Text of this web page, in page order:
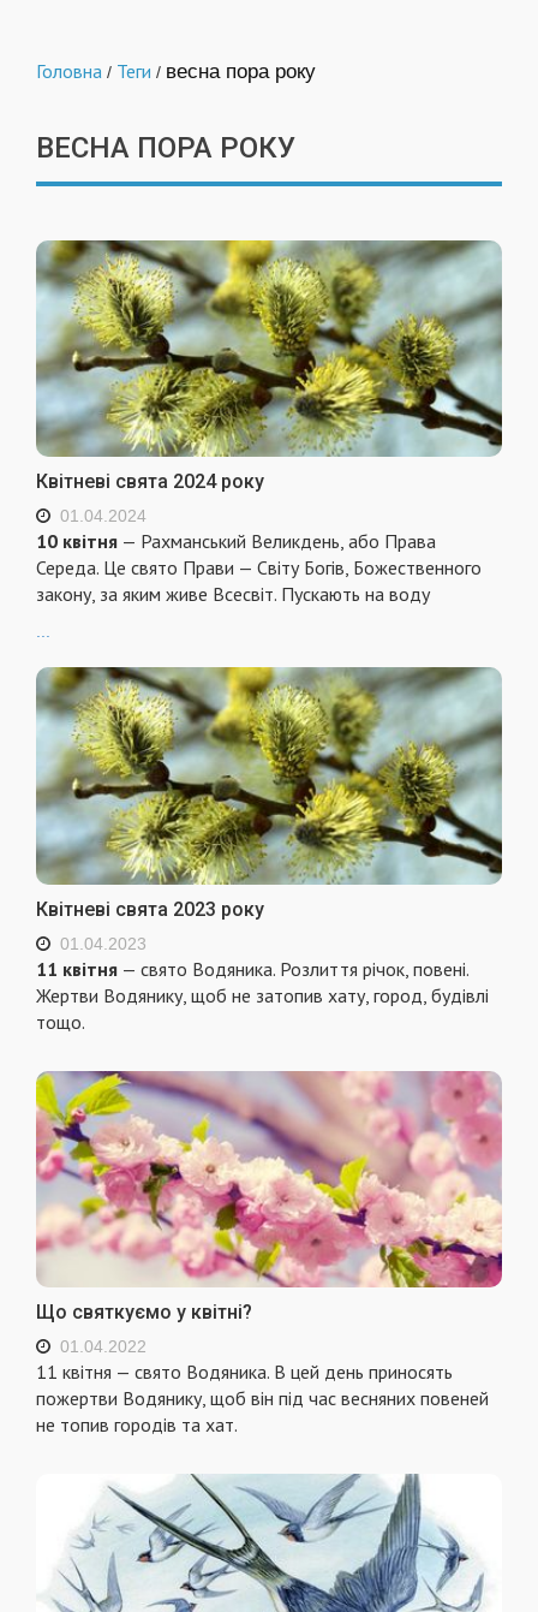
Головна / Теги / весна пора року
ВЕСНА ПОРА РОКУ
Квітневі свята 2024 року
01.04.2024
10 квітня — Рахманський Великдень, або Права
Середа. Це свято Прави — Світу Богів, Божественного
закону, за яким живе Всесвіт. Пускають на воду
...
Квітневі свята 2023 року
01.04.2023
11 квітня — свято Водяника. Розлиття річок, повені.
Жертви Водянику, щоб не затопив хату, город, будiвлi
тощо.
Що святкуємо у квітні?
01.04.2022
11 квітня — свято Водяника. В цей день приносять
пожертви Водянику, щоб він під час весняних повеней
не топив городів та хат.